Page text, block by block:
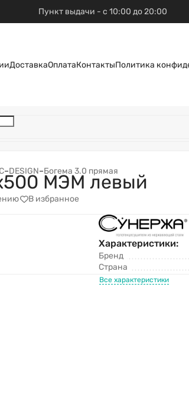
Пункт выдачи - с 10:00 до 20:00
ДоставкаОплатаКонтактыПолитика
–DESIGN–Богема 3.0 прямая
МЭМ левый
В избранное
Характеристики:
Бренд
Страна
Все характеристики